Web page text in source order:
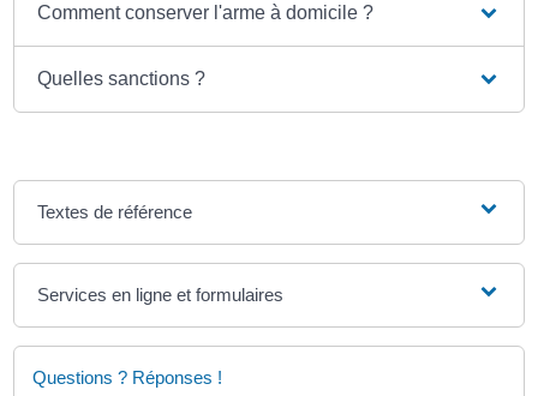
Comment conserver l'arme à domicile ?
Quelles sanctions ?
Textes de référence
Services en ligne et formulaires
Questions ? Réponses !